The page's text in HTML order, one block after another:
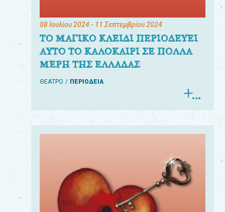
08 Ιουλίου 2024- 11 Σεπτεμβρίου 2024
ΤΟ ΜΑΓΙΚΟ ΚΛΕΙΔΙ ΠΕΡΙΟΔΕΥΕΙ
ΑΥΤΟ ΤΟ ΚΑΛΟΚΑΙΡΙ ΣΕ ΠΟΛΛΑ
ΜΕΡΗ ΤΗΣ ΕΛΛΑΔΑΣ
ΘΕΑΤΡΟ ΠΕΡΙΟΔΕΙΑ